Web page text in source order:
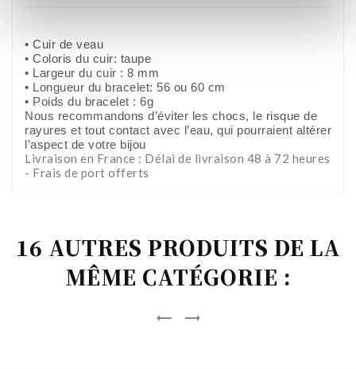
• Cuir de veau
• Coloris du cuir: taupe
• Largeur du cuir : 8 mm
• Longueur du bracelet: 56 ou 60 cm
• Poids du bracelet : 6g
Nous recommandons d’éviter les chocs, le risque de
rayures et tout contact avec l’eau, qui pourraient altérer
l’aspect de votre bijou
Livraison en France : Délai de livraison 48 à 72 heures
- Frais de port offerts
16 AUTRES PRODUITS DE LA
MÊME CATÉGORIE :
 